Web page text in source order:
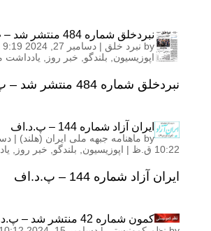
نبردخلق شماره 484 منتشر شد – پ.د.اف
by نبرد خلق | دسامبر 27, 2024 9:19 ق.ظ
اپوزیسیون
بلندگو خبر روز یادداشت
نبردخلق شماره 484 منتشر شد – پ.د.اف
ایران آزاد شماره 144 – پ.د.اف
by ماهنامه جبهه ملی ایران (هلند) |
10:22 ق.ظ
| اپوزیسیون بلندگو خبر روز
ایران آزاد شماره 144 – پ.د.اف
کمون شماره 42 منتشر شد – پ.د.اف